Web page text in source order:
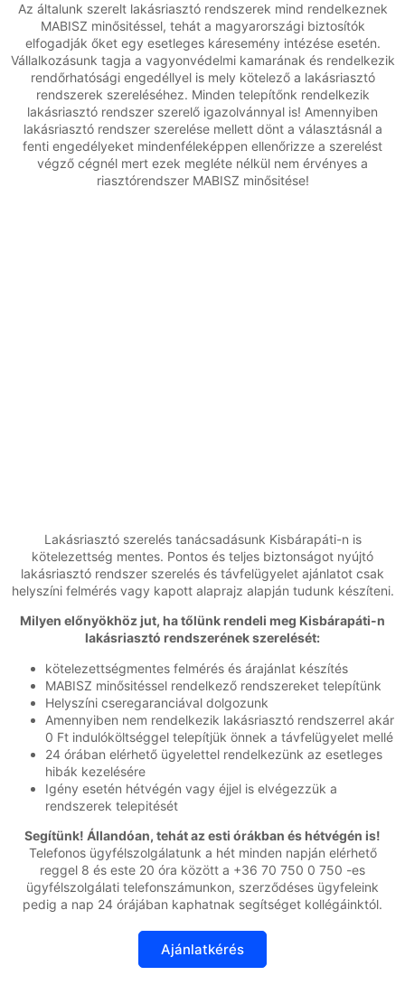
Az általunk szerelt lakásriasztó rendszerek mind rendelkeznek
MABISZ minősitéssel, tehát a magyarországi biztosítók
elfogadják őket egy esetleges káresemény intézése esetén.
Vállalkozásunk tagja a vagyonvédelmi kamarának és rendelkezik
rendőrhatósági engedéllyel is mely kötelező a lakásriasztó
rendszerek szereléséhez. Minden telepítőnk rendelkezik
lakásriasztó rendszer szerelő igazolvánnyal is! Amennyiben
lakásriasztó rendszer szerelése mellett dönt a választásnál a
fenti engedélyeket mindenféleképpen ellenőrizze a szerelést
végző cégnél mert ezek megléte nélkül nem érvényes a
riasztórendszer MABISZ minősitése!
Lakásriasztó szerelés tanácsadásunk Kisbárapáti-n is
kötelezettség mentes. Pontos és teljes biztonságot nyújtó
lakásriasztó rendszer szerelés és távfelügyelet ajánlatot csak
helyszíni felmérés vagy kapott alaprajz alapján tudunk készíteni.
Milyen előnyökhöz jut, ha tőlünk rendeli meg Kisbárapáti-n
lakásriasztó rendszerének szerelését:
kötelezettségmentes felmérés és árajánlat készítés
MABISZ minősitéssel rendelkező rendszereket telepítünk
Helyszíni cseregaranciával dolgozunk
Amennyiben nem rendelkezik lakásriasztó rendszerrel akár
0 Ft indulóköltséggel telepítjük önnek a távfelügyelet mellé
24 órában elérhető ügyelettel rendelkezünk az esetleges
hibák kezelésére
Igény esetén hétvégén vagy éjjel is elvégezzük a
rendszerek telepitését
Segítünk! Állandóan, tehát az esti órákban és hétvégén is!
Telefonos ügyfélszolgálatunk a hét minden napján elérhető
reggel 8 és este 20 óra között a +36 70 750 0 750 -es
ügyfélszolgálati telefonszámunkon, szerződéses ügyfeleink
pedig a nap 24 órájában kaphatnak segítséget kollégáinktól.